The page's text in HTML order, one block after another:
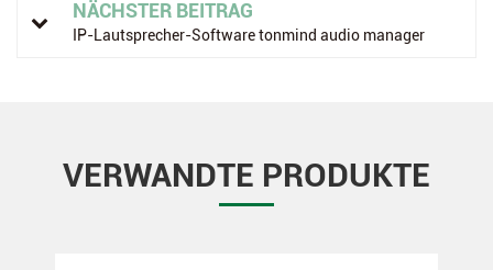
NÄCHSTER BEITRAG
IP-Lautsprecher-Software tonmind audio manager
VERWANDTE PRODUKTE